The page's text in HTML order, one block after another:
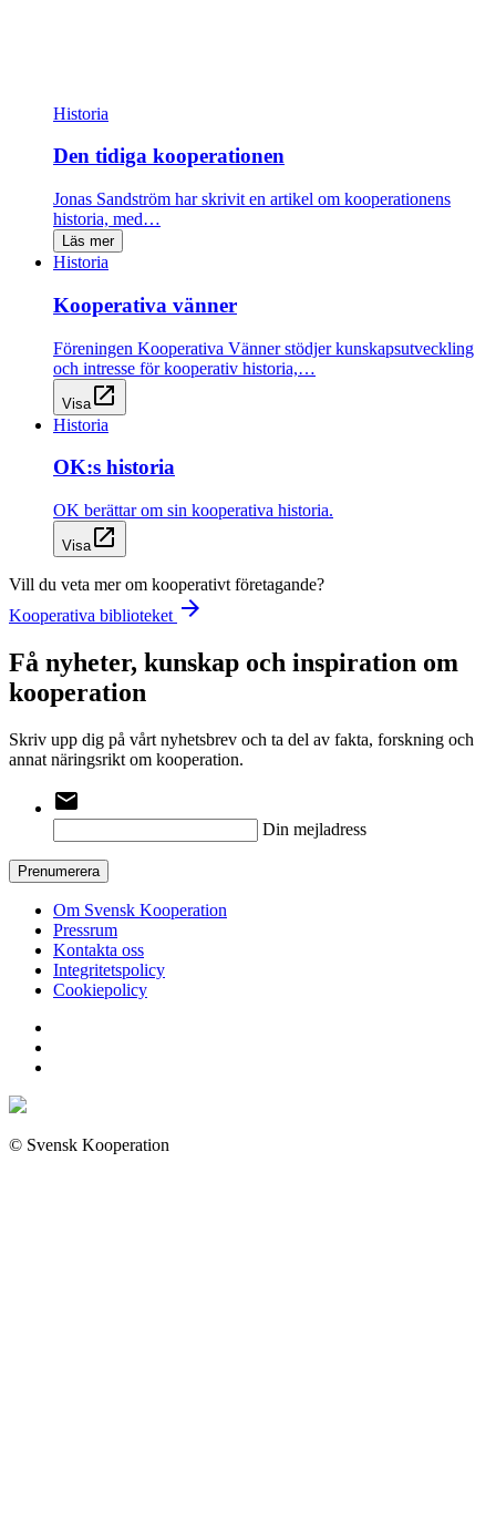
Historia
Den tidiga kooperationen
Jonas Sandström har skrivit en artikel om kooperationens
historia, med…
Läs mer
Historia
Kooperativa vänner
Föreningen Kooperativa Vänner stödjer kunskapsutveckling
och intresse för kooperativ historia,…
Visa open_in_new
Historia
OK:s historia
OK berättar om sin kooperativa historia.
Visa open_in_new
Vill du veta mer om kooperativt företagande?
Kooperativa biblioteket arrow_forward
Få nyheter, kunskap och inspiration om
kooperation
Skriv upp dig på vårt nyhetsbrev och ta del av fakta, forskning och
annat näringsrikt om kooperation.
email
Din mejladress
Prenumerera
Om Svensk Kooperation
Pressrum
Kontakta oss
Integritetspolicy
Cookiepolicy
© Svensk Kooperation